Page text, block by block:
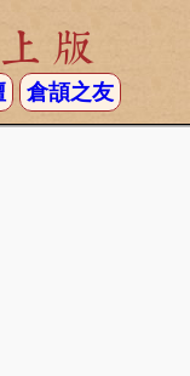
版
倉頡之友